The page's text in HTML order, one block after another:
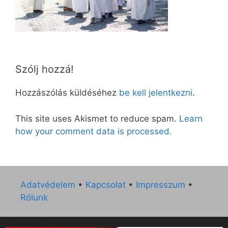
Szólj hozzá!
Hozzászólás küldéséhez be kell jelentkezni.
This site uses Akismet to reduce spam. Learn
how your comment data is processed.
Adatvédelem • Kapcsolat • Impresszum •
Rólunk